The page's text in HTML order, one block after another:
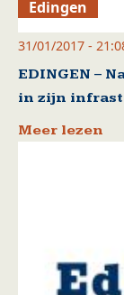
Edingen
31/01/2017 -
EDINGEN –
in zijn
Meer lezen